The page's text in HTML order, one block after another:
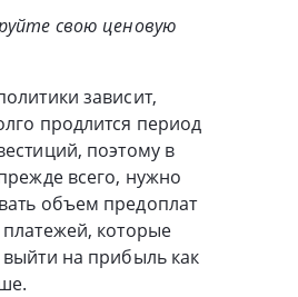
свою ценовую
зависит,
продлится период
поэтому в
всего, нужно
объем предоплат
которые
на прибыль как